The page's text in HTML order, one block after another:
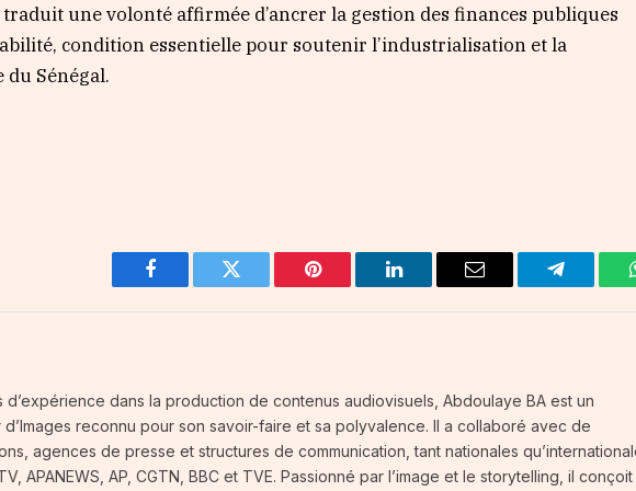
une volonté affirmée d’ancrer la gestion des finances publiques
condition essentielle pour soutenir l’industrialisation et la
Sénégal.
Facebook Twitter Pinterest LinkedIn Email Telegram
d’expérience dans la production de contenus audiovisuels, Abdoulaye BA est un
reconnu pour son savoir-faire et sa polyvalence. Il a collaboré avec de
agences de presse et structures de communication, tant nationales
APANEWS, AP, CGTN, BBC et TVE. Passionné par l’image et le storytelling, il